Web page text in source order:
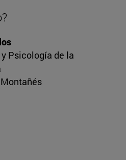
Psicología de la